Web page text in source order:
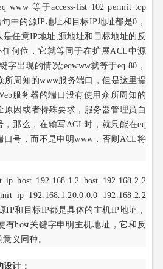
www 等于access-list 102 permit tcp
中的源IP地址和目标IP地址都是0，
任意IP地址;源地址和目标地址的反
何位，它就等同于在扩展ACL中源
字出现的情况;eqwww就等于eq 80，
所周知的www服务端口，但是这里提
服务器的端口没有使用众所周知的
原因或者特殊要求，服务器管理员自
，那么，在输写ACL时，就只能在eq
口号，而不是申明www，否则ACL将
ip host 192.168.1.2 host 192.168.2.2
ip 192.168.1.20.0.0.0 192.168.2.2
IP和目标IP都是具体的主机IP地址，
有host关键字申明主机地址，它和反
义同种。
计：